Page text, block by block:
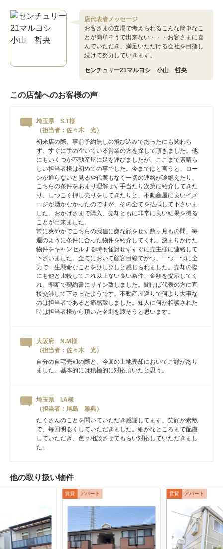
店代表者メッセージ
お客さまの立場で考えられるこんな簡単なこ
とが簡単そうで出来ない・・・お客さまに喜
んでいただき、満足いただける会社を目指し
続けて努力していきます。
センチュリー21マルヨシ 小山 哲央
この店舗へのお客様の声
埼玉県 S.T様
（担当者：佐々木 光）
初来店の際、事前予約無しの飛び込みであったにも関わら
ず、すぐに手の空いている営業の方を探して頂きました。他
にもいくつか不動産屋に足を運びましたが、ここまで素晴ら
しい担当者様は初めての事でした。今まではと言うと、ロー
ンが通らないと見るや代案もなく一切の連絡が途絶えたり、
こちらの条件をあまり理解せず手当たり次第に紹介してきた
り、しつこく押し売りをしてきたりと、不動産屋に良いイメ
ージが湧かなかったのですが、その全てを払拭して下さいま
した。おかげさまで購入、売却ともに非常に良い結果を得る
ことが出来ました。
常に爽やかでこちらの我儘に嫌な顔をせず数ヶ月もの間、毎
週のように条件に合った物件を紹介してくれ、決まりかけた
物件をキャンセルする時も怪訝せずすぐに売主様に連絡して
下さいました。全てにおいて顧客目線でかつ、一つ一つに全
力で一生懸命なことをひしひしと感じられました。売却の際
にも他と比較してこれ以上ない良い条件、金額を提示してく
れ、即断で契約書にサイン致しました。聞けば代表の方に直
接交渉して下さったようです。不動産屋巡りで何より大事な
のは担当者であると痛感致しました。知人に何か相談された
時は担当者様から頂いた名刺を渡そうと思います。
大阪府 N.M様
（担当者：佐々木 光）
自分の自宅売却の際と、今回の土地売却においてご縁があり
ました。基本的には積極的に対応頂いたと思う。
埼玉県 I.A様
（担当者：尾島 雅典）
たくさんのことを聞いていただき感謝してます。笑顔が素敵
で、毎回明るくしていただきました。細かなところまで配慮
していただき、色々相談させてもらい対応していただきまし
た。
他の取り扱い物件
賃貸 アパート 賃貸 アパート